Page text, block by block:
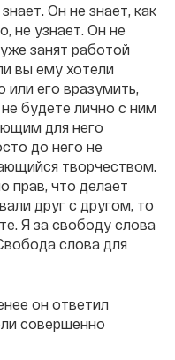
Он не знает, как
не узнает. Он не
занят работой
вы ему хотели
или его вразумить,
будете лично с ним
для него
до него не
творчеством.
прав, что делает
друг с другом, то
Я за свободу слова
слова для
он ответил
совершенно